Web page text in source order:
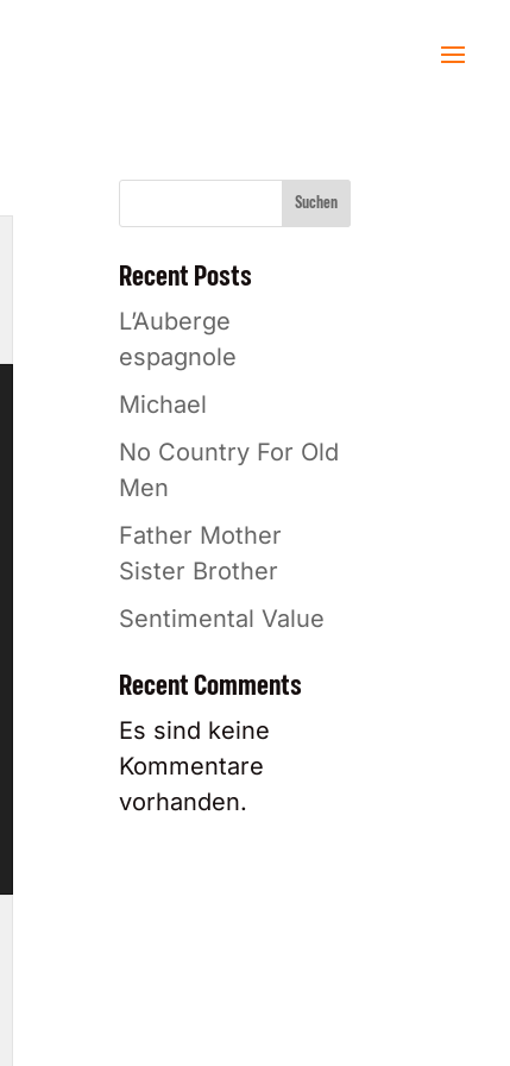
Suchen
Recent Posts
L’Auberge
espagnole
Michael
No Country For Old
Men
Father Mother
Sister Brother
Sentimental Value
Recent Comments
Es sind keine
Kommentare
vorhanden.